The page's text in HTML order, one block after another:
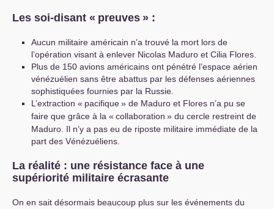
Les soi-disant « preuves » :
Aucun militaire américain n’a trouvé la mort lors de
l’opération visant à enlever Nicolas Maduro et Cilia Flores.
Plus de 150 avions américains ont pénétré l’espace aérien
vénézuélien sans être abattus par les défenses aériennes
sophistiquées fournies par la Russie.
L’extraction « pacifique» de Maduro et Flores n’a pu se
faire que grâce à la « collaboration » du cercle restreint de
Maduro. Il n’y a pas eu de riposte militaire immédiate de la
part des Vénézuéliens.
La réalité : une résistance face à une
supériorité militaire écrasante
On en sait désormais beaucoup plus sur les événements du